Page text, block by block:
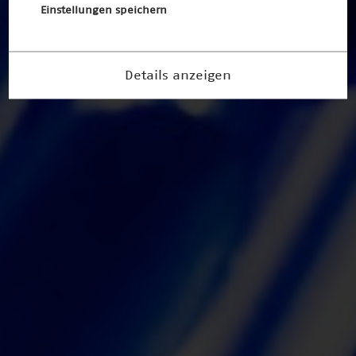
Einstellungen speichern
Details anzeigen